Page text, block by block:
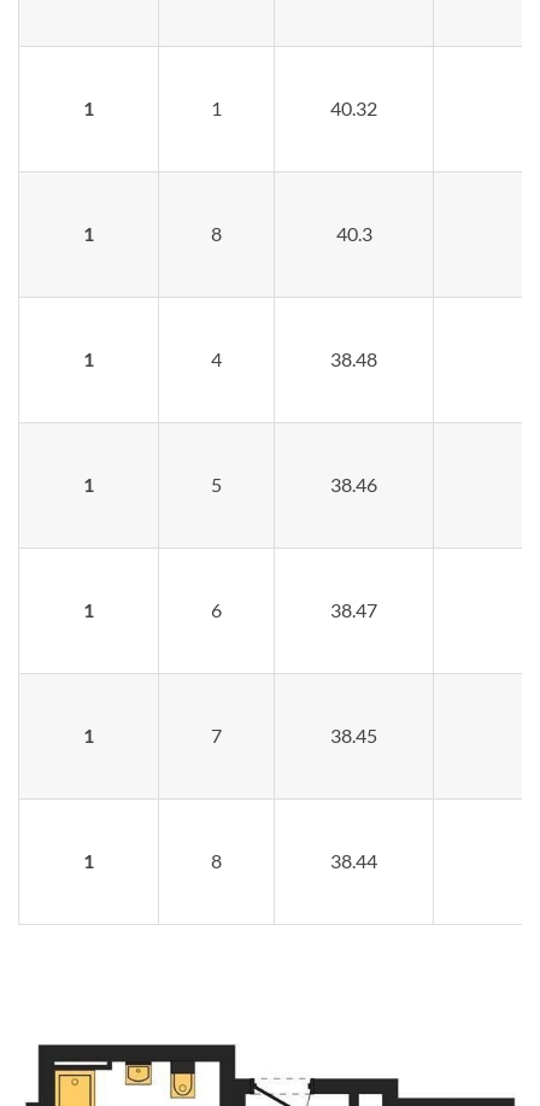
1 1 40.32
1 8 40.3
1 4 38.48
1 5 38.46
1 6 38.47
1 7 38.45
1 8 38.44